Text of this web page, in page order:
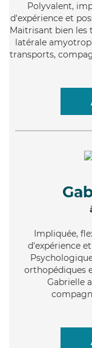
Polyvalent,
d'expérience et
Maitrisant bien les
latérale
transports,
Impliquée,
d'expérience
orthopédiques
Gabrielle